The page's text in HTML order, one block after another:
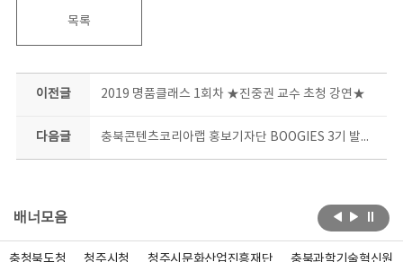
목록
이전글 2019 명품클래스 1회차 ★진중권 교수 초청 강연★
다음글 충북콘텐츠코리아랩 홍보기자단 BOOGIES 3기 발대식
배너모음